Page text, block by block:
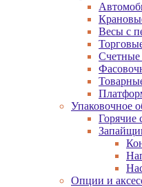
Весы с
Счетные
Упаковочное
Горячие
Опции и